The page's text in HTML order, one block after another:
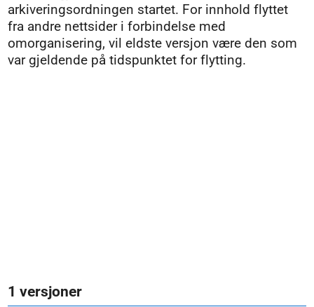
arkiveringsordningen startet. For innhold flyttet
fra andre nettsider i forbindelse med
omorganisering, vil eldste versjon være den som
var gjeldende på tidspunktet for flytting.
1 versjoner